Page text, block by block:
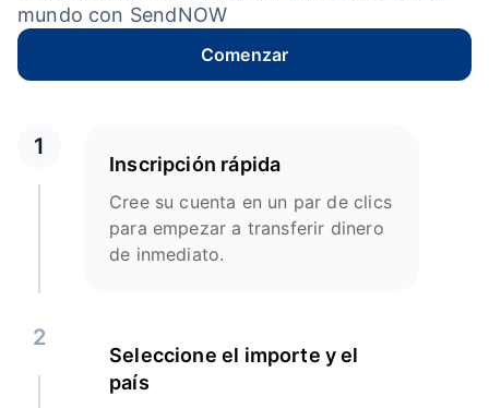
mundo con SendNOW
Comenzar
1
Inscripción rápida
Cree su cuenta en un par de clics
para empezar a transferir dinero
de inmediato.
2
Seleccione el importe y el
país